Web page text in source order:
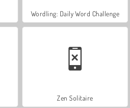
Wordling: Daily Word Challenge
Zen Solitaire